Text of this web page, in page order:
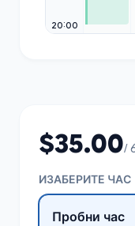
20:00
$35.00/
ИЗАБЕРИТЕ ЧАС
Пробни час